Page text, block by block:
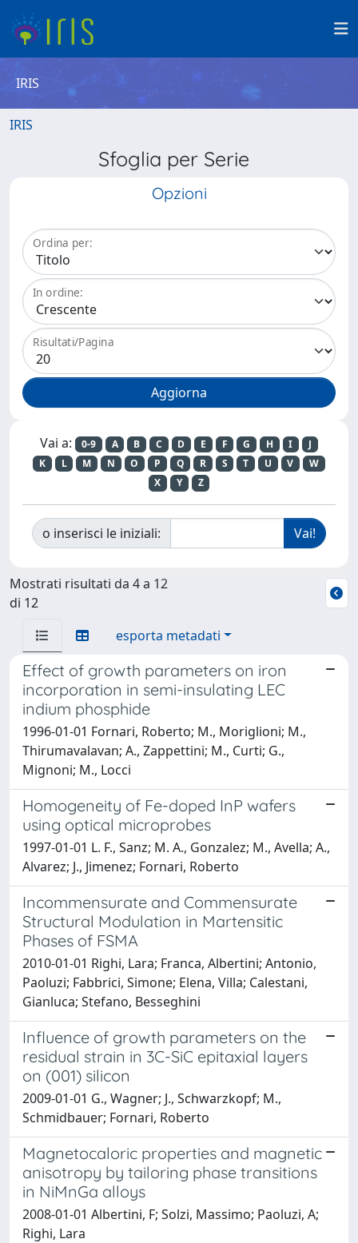
IRIS
IRIS
Sfoglia per Serie
Opzioni
Ordina per:
In ordine:
Risultati/Pagina
Vai a: 0-9 A B C D E F G H I
J
K
L M N O P Q R S T U V
W
X
Y Z
o inserisci le iniziali:
Mostrati risultati da 4 a 12
di 12
esporta metadati
Effect of growth parameters on iron
incorporation in semi-insulating LEC
indium phosphide
1996-01-01 Fornari, Roberto; M., Moriglioni; M.,
Thirumavalavan; A., Zappettini; M., Curti; G.,
Mignoni; M., Locci
Homogeneity of Fe-doped InP wafers
using optical microprobes
1997-01-01 L. F., Sanz; M. A., Gonzalez; M., Avella; A.,
Alvarez; J., Jimenez; Fornari, Roberto
Incommensurate and Commensurate
Structural Modulation in Martensitic
Phases of FSMA
2010-01-01 Righi, Lara; Franca, Albertini; Antonio,
Paoluzi; Fabbrici, Simone; Elena, Villa; Calestani,
Gianluca; Stefano, Besseghini
Influence of growth parameters on the
residual strain in 3C-SiC epitaxial layers
on (001) silicon
2009-01-01 G., Wagner; J., Schwarzkopf; M.,
Schmidbauer; Fornari, Roberto
Magnetocaloric properties and magnetic
anisotropy by tailoring phase transitions
in NiMnGa alloys
2008-01-01 Albertini, F; Solzi, Massimo; Paoluzi, A;
Righi, Lara